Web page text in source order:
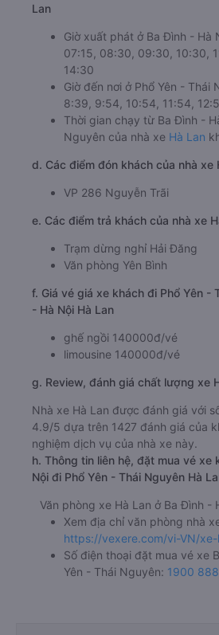
Lan
Giờ xuất phát ở Ba Đình - Hà
07:15, 08:30, 09:30, 10:30,
14:30
Giờ đến nơi ở Phổ Yên - Thái
8:39, 9:54, 10:54, 11:54,
Thời gian chạy từ Ba Đình -
Nguyên của nhà xe Hà Lan
d. Các điểm đón khách của nhà xe
VP 286 Nguyễn Trãi
e. Các điểm trả khách của nhà xe
Trạm dừng nghỉ Hải Đăng
Văn phòng Yên Bình
f. Giá vé giá xe khách đi Phổ Yên -
- Hà Nội Hà Lan
ghế ngồi 140000đ/vé
limousine 140000đ/vé
g. Review, đánh giá chất lượng xe
Nhà xe Hà Lan được đánh giá với
4.9/5 dựa trên 1427 đánh giá của
nghiệm dịch vụ của nhà xe này.
h. Thông tin liên hệ, đặt mua vé xe
Nội đi Phổ Yên - Thái Nguyên Hà
Văn phòng xe Hà Lan ở Ba Đình -
Xem địa chỉ văn phòng nhà
https://vexere.com/vi-VN/xe-
Số điện thoại đặt mua vé xe
Yên - Thái Nguyên: 1900